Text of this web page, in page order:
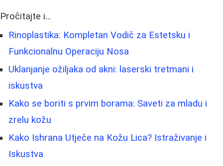
Pročitajte i...
Rinoplastika: Kompletan Vodič za Estetsku i
Funkcionalnu Operaciju Nosa
Uklanjanje ožiljaka od akni: laserski tretmani i
iskustva
Kako se boriti s prvim borama: Saveti za mladu i
zrelu kožu
Kako Ishrana Utječe na Kožu Lica? Istraživanje i
Iskustva